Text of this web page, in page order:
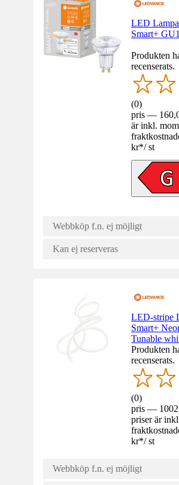
LED
Smart+
Produkten
recenserats.
(0)
pris —
är inkl.
kr*/ st
Webbköp f.n. ej möjligt
Kan ej reserveras
LED-stripe
Smart+
Tunable
Produkten
recenserats.
(0)
pris —
priser är
kr*/ st
Webbköp f.n. ej möjligt